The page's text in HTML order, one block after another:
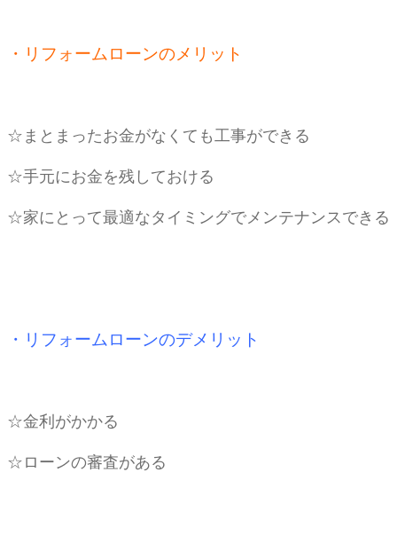
・リフォームローンのメリット
☆まとまったお金がなくても工事ができる
☆手元にお金を残しておける
☆家にとって最適なタイミングでメンテナンスできる
・リフォームローンのデメリット
☆金利がかかる
☆ローンの審査がある